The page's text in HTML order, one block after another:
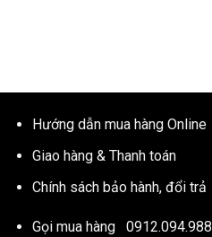
Hướng dẫn mua hàng Online
Giao hàng & Thanh toán
Chính sách bảo hành, đổi trả
Gọi mua hàng 0912.094.988